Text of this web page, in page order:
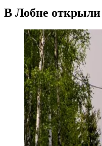
В Лобне открыли